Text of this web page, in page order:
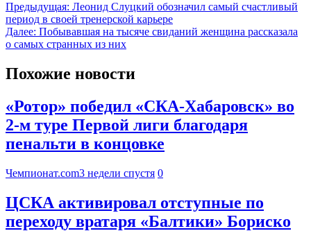
Предыдущая: Леонид Слуцкий обозначил самый счастливый
период в своей тренерской карьере
Далее: Побывавшая на тысяче свиданий женщина рассказала
о самых странных из них
Похожие новости
«Ротор» победил «СКА-Хабаровск» во
2-м туре Первой лиги благодаря
пенальти в концовке
Чемпионат.com3 недели спустя 0
ЦСКА активировал отступные по
переходу вратаря «Балтики» Бориско